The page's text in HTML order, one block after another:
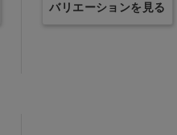
バリエーションを見る